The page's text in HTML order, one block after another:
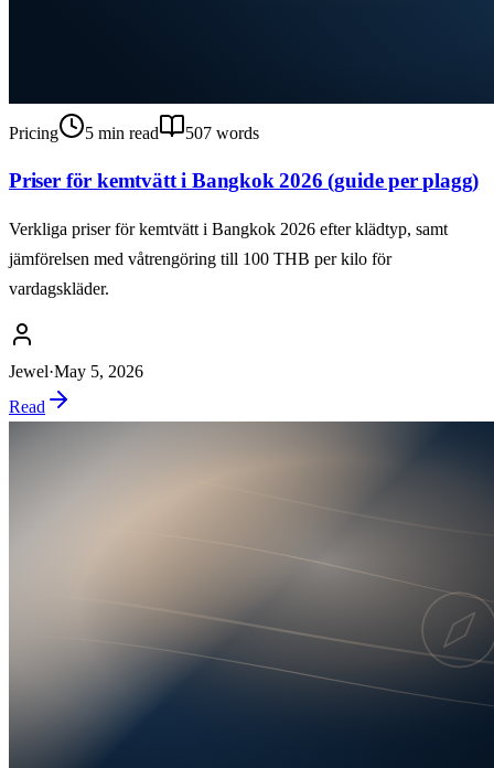
Pricing 5 min read 507 words
Priser för kemtvätt i Bangkok 2026 (guide per plagg)
Verkliga priser för kemtvätt i Bangkok 2026 efter klädtyp, samt
jämförelsen med våtrengöring till 100 THB per kilo för
vardagskläder.
Jewel·May 5, 2026
Read